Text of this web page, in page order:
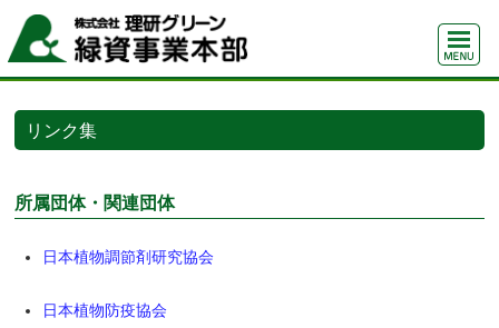
リンク集
所属団体・関連団体
日本植物調節剤研究協会
日本植物防疫協会